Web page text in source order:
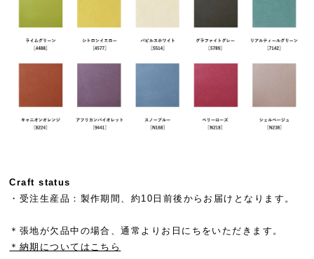
Craft status
・受注生産品：製作期間、約10日前後からお届けとなります。
＊張地が欠品中の場合、通常よりお日にちをいただきます。
＊納期についてはこちら